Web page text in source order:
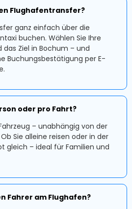
Flughafentransfer?
ganz einfach über die
buchen. Wählen Sie Ihre
Ziel in Bochum – und
Buchungsbestätigung per E-
oder pro Fahrt?
– unabhängig von der
Sie alleine reisen oder in der
gleich – ideal für Familien und
Fahrer am Flughafen?